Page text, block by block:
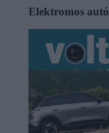
Elektromos autó